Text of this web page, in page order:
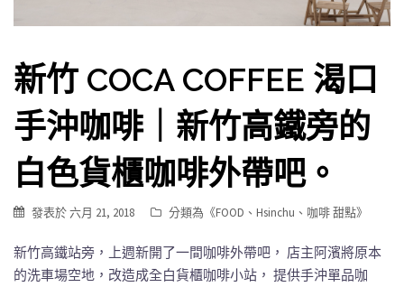
新竹 COCA COFFEE 渴口
手沖咖啡｜新竹高鐵旁的
白色貨櫃咖啡外帶吧。
發表於六月 21, 2018 分類為《FOOD 、 Hsinchu 、 咖啡 甜點》
新竹高鐵站旁，上週新開了一間咖啡外帶吧， 店主阿濱將原本
的洗車場空地，改造成全白貨櫃咖啡小站， 提供手沖單品咖